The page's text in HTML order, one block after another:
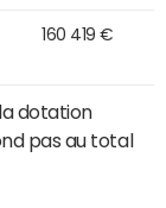
160 419 €
dotation
pas au total